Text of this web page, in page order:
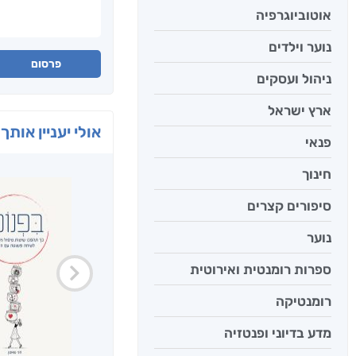
אוטוביוגרפיה
נוער וילדים
ניהול ועסקים
ארץ ישראל
פנאי
חינוך
סיפורים קצרים
נוער
ספרות רומנטית ואירוטית
רומנטיקה
מדע בדיוני ופנטזיה
פרסום
אולי יעניין